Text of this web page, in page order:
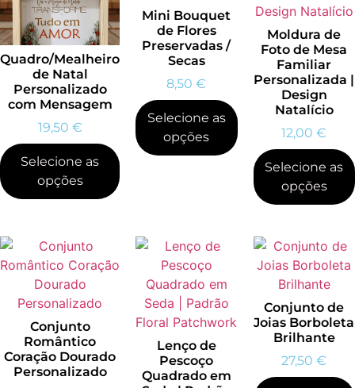
Quadro/Mealheiro
de Natal
Personalizado
com Mensagem
19,50 €
Selecione as
opções
Mini Bouquet
de Flores
Preservadas /
Secas
8,50€
Selecione as
opções
Moldura de
Foto de Mesa
Familiar
Personalizada |
Design
Natalício
12,00€
Selecione as
opções
Conjunto
Romântico
Coração Dourado
Personalizado
Lenço de
Pescoço
Quadrado em
Conjunto de
Joias Borboleta
Brilhante
27,50€